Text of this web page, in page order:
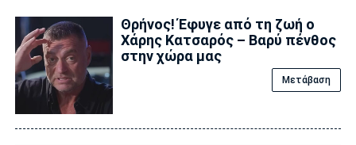
Θρήνος! Έφυγε από τη ζωή ο
Χάρης Κατσαρός – Βαρύ πένθος
στην χώρα μας
Μετάβαση